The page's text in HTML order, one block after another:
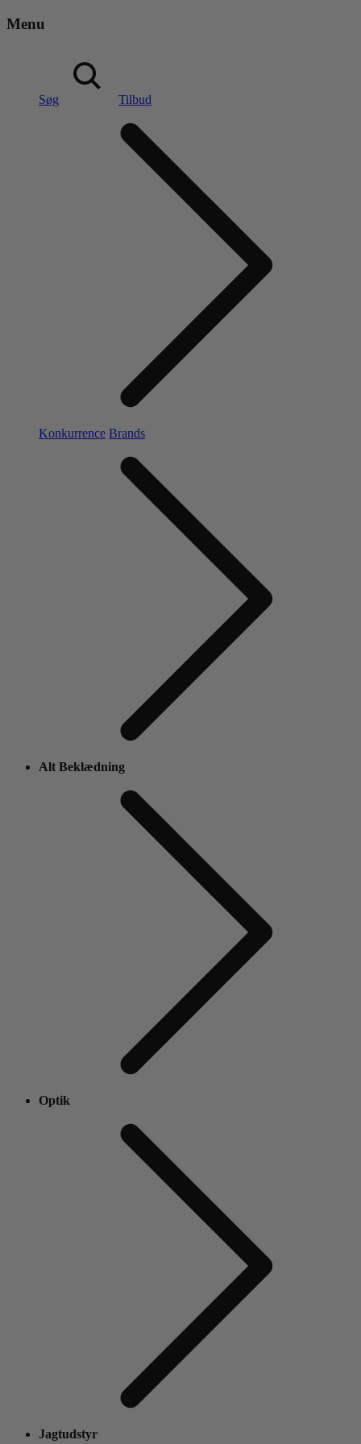
Menu
Søg Tilbud
Konkurrence Brands
Alt Beklædning
Optik
Jagtudstyr